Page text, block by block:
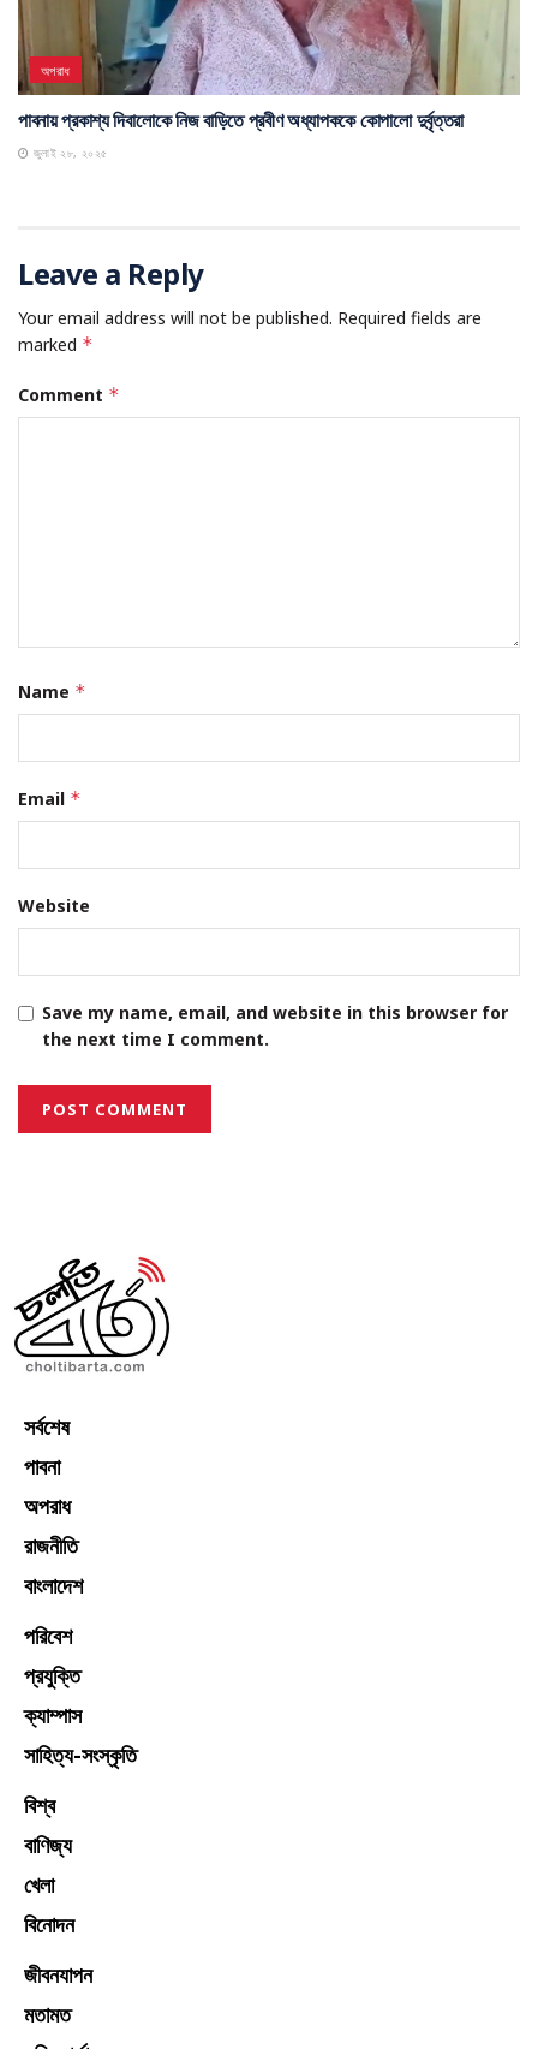
অপরাধ
পাবনায় প্রকাশ্য দিবালোকে নিজ বাড়িতে প্রবীণ অধ্যাপককে কোপালো দুর্বৃত্তরা
জুলাই ২৮, ২০২৫
Leave a Reply
Your email address will not be published. Required fields are
marked *
Comment *
Name *
Email *
Website
Save my name, email, and website in this browser for
the next time I comment.
সর্বশেষ
পাবনা
অপরাধ
রাজনীতি
বাংলাদেশ
পরিবেশ
প্রযুক্তি
ক্যাম্পাস
সাহিত্য-সংস্কৃতি
বিশ্ব
বাণিজ্য
খেলা
বিনোদন
জীবনযাপন
মতামত